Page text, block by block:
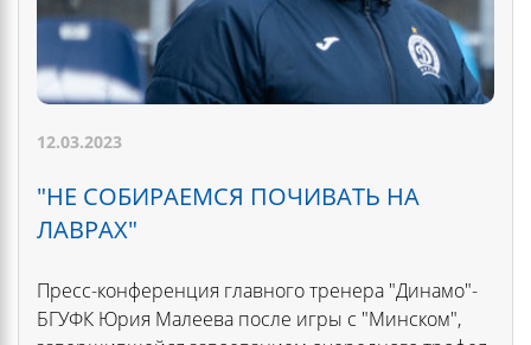
12.03.2023
"НЕ СОБИРАЕМСЯ ПОЧИВАТЬ НА
ЛАВРАХ"
Пресс-конференция главного тренера "Динамо"-
БГУФК Юрия Малеева после игры с "Минском",